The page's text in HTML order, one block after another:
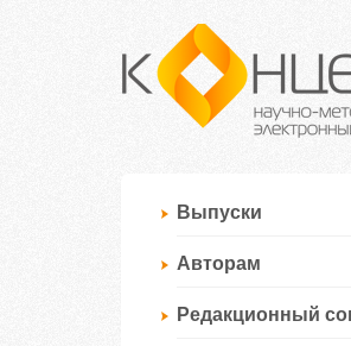
Выпуски
Авторам
Редакционный